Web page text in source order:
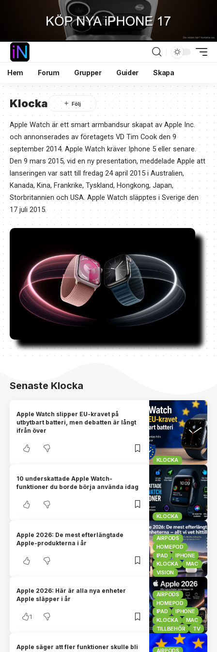
Hem Forum Grupper Guider Skapa
Klocka
Apple Watch är ett smart armbandsur skapat av Apple Inc.
och annonserades av företagets VD Tim Cook den 9
september 2014. Apple Watch kräver Iphone 5 eller senare.
Den 9 mars 2015, vid en ny presentation, meddelade Apple att
lanseringen var satt till fredag 24 april 2015 i Australien,
Kanada, Kina, Frankrike, Tyskland, Hongkong, Japan,
Storbritannien och USA. Apple Watch släpptes i Sverige den
17 juli 2015.
Senaste Klocka
KLOCKA
Apple Watch slipper EU-kravet på
utbytbart batteri, men debatten är långt
ifrån över
KLOCKA
10 underskattade Apple Watch-
funktioner du borde börja använda idag
AIRPODS
HOMEPOD
IPAD
IPHONE
KLOCKA
MAC
VISION
Apple 2026: De mest efterlängtade
Apple-produkterna i år
AIRPODS
HOMEPOD
IPAD
IPHONE
KLOCKA
MAC
TILLBEHÖR
TV
Apple 2026: Här är alla nya enheter
Apple släpper i år
1
AIRPODS
Apple säger att fler funktioner skulle bli